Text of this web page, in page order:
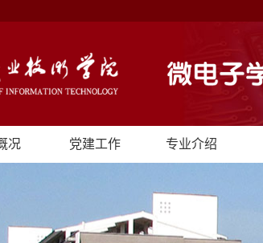
况 党建工作 专业介绍